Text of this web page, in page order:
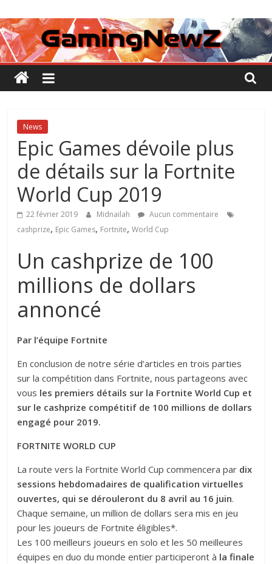
au
contenu
GamingNewZ
Tests
et
Actu
des
vidéo
News
Epic Games dévoile plus
de détails sur la Fortnite
World Cup 2019
22 février 2019 Midnailah
Aucun commentaire
cashprize, Epic Games, Fortnite,World Cup
Un cashprize de 100
millions de dollars
annoncé
Par l’équipe Fortnite
En conclusion de notre série d’articles en trois parties
sur la compétition dans Fortnite, nous partageons avec
vous les premiers détails sur la Fortnite World Cup et
sur le cashprize compétitif de 100 millions de dollars
engagé pour 2019.
FORTNITE WORLD CUP
La route vers la Fortnite World Cup commencera par dix
sessions hebdomadaires de qualification virtuelles
ouvertes, qui se dérouleront du 8 avril au 16 juin.
Chaque semaine, un million de dollars sera mis en jeu
pour les joueurs de Fortnite éligibles*.
Les 100 meilleurs joueurs en solo et les 50 meilleures
équipes en duo du monde entier participeront à la finale